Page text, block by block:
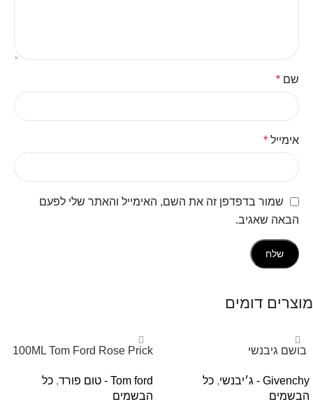
שם *
אימייל *
שמור בדפדפן זה את השם, האימייל והאתר שלי לפעם
הבאה שאגיב.
מוצרים דומים
‏ בושם גיבנשי
E.D.P 80ml ‏
Givenchy - ג׳יבנשי , כל
הבשמים
100ML Tom Ford Rose Prick
Tom ford - טום פורד
, כל
הבשמים